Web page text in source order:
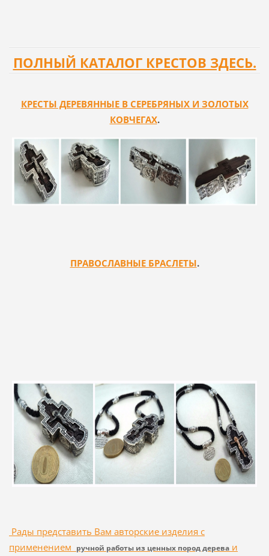
ПОЛНЫЙ КАТАЛОГ КРЕСТОВ ЗДЕСЬ.
КРЕСТЫ ДЕРЕВЯННЫЕ В СЕРЕБРЯНЫХ И ЗОЛОТЫХ
КОВЧЕГАХ.
ПРАВОСЛАВНЫЕ БРАСЛЕТЫ.
Рады представить Вам авторские изделия с
применением ручной работы из ценных пород дереваи